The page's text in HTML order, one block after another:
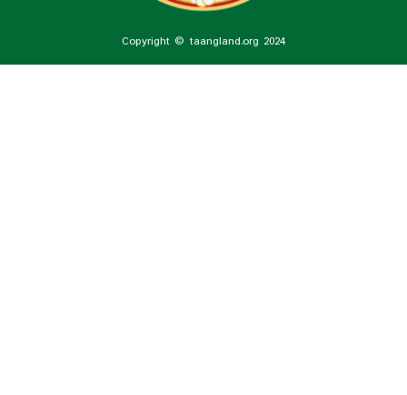
Copyright © taangland.org 2024